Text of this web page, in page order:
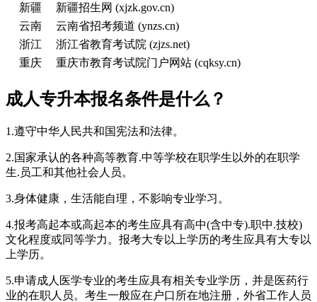
新疆
新疆招生网 (xjzk.gov.cn)
云南
云南省招考频道 (ynzs.cn)
浙江
浙江省教育考试院 (zjzs.net)
重庆
重庆市教育考试院门户网站 (cqksy.cn)
成人专升本报名条件是什么？
1.遵守中华人民共和国宪法和法律。
2.国家承认的各种高等教育.中等学校在职学生以外的在职学
生.员工和其他社会人员。
3.身体健康，生活能自理，不影响专业学习。
4.报考高起本或高起本的考生应具有高中(含中专).职中.技校)
文化程度或同等学力。报考大专以上学历的考生应具有大专以
上学历。
5.申请成人医学专业的考生应具有相关专业学历，并是医药行
业的在职人员。考生一般应在户口所在地注册，外省工作人员